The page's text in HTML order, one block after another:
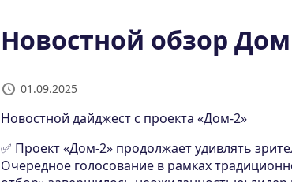
Новостной обзор Дом
01.09.2025
Новостной дайджест с проекта «Дом-2»
✅ Проект «Дом-2» продолжает удивлять
Очередное голосование в рамках